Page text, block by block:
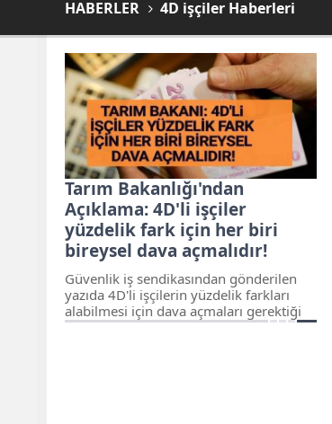
HABERLER 4D işçiler Haberleri
Tarım Bakanlığı'ndan
Açıklama: 4D'li işçiler
yüzdelik fark için her biri
bireysel dava açmalıdır!
Güvenlik iş sendikasından gönderilen
yazıda 4D'li işçilerin yüzdelik farkları
alabilmesi için dava açmaları gerektiği
bir işçinin kazanmış olduğu davanın